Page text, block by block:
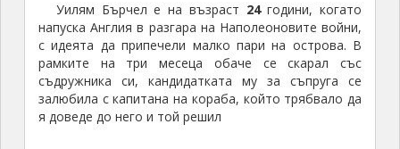
Уилям Бърчел е на възраст 24години, когато
напуска Англия в разгара на Наполеоновите войни,
с идеята да припечели малко пари на острова. В
рамките на три месеца обаче се скарал със
съдружника си, кандидатката му за съпруга се
залюбила с капитана на кораба, който трябвало да
я доведе до него и той решил